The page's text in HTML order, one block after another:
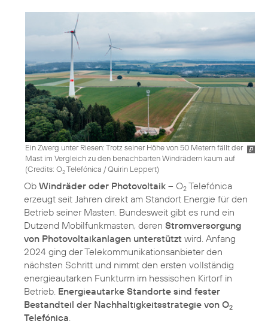
Ein Zwerg unter Riesen: Trotz seiner Höhe von 50 Metern fällt der
Mast im Vergleich zu den benachbarten Windrädern kaum auf
(Credits: O2Telefónica / Quirin Leppert)
Ob Windräder oder Photovoltaik – O2 Telefónica
erzeugt seit Jahren direkt am Standort Energie für den
Betrieb seiner Masten. Bundesweit gibt es rund ein
Dutzend Mobilfunkmasten, deren Stromversorgung
von Photovoltaikanlagen unterstützt wird. Anfang
2024 ging der Telekommunikationsanbieter den
nächsten Schritt und nimmt den ersten vollständig
energieautarken Funkturm im hessischen Kirtorf in
Betrieb. Energieautarke Standorte sind fester
Bestandteil der Nachhaltigkeitsstrategie von O2
Telefónica